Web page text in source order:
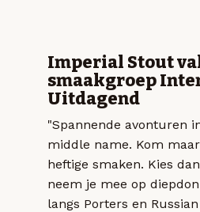
Imperial Stout
smaakgroep
Uitdagend
"Spannende avonturen
middle name. Kom
heftige smaken. Kies
neem je mee op
langs Porters en